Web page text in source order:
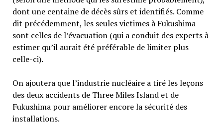
dont une centaine de décès sûrs et identifiés. Comme
dit précédemment, les seules victimes à Fukushima
sont celles de l’évacuation (qui a conduit des experts à
estimer qu’il aurait été préférable de limiter plus
celle-ci).
On ajoutera que l’industrie nucléaire a tiré les leçons
des deux accidents de Three Miles Island et de
Fukushima pour améliorer encore la sécurité des
installations.